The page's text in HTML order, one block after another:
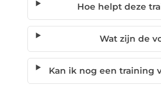
Hoe helpt deze
Wat zijn de
Kan ik nog een training